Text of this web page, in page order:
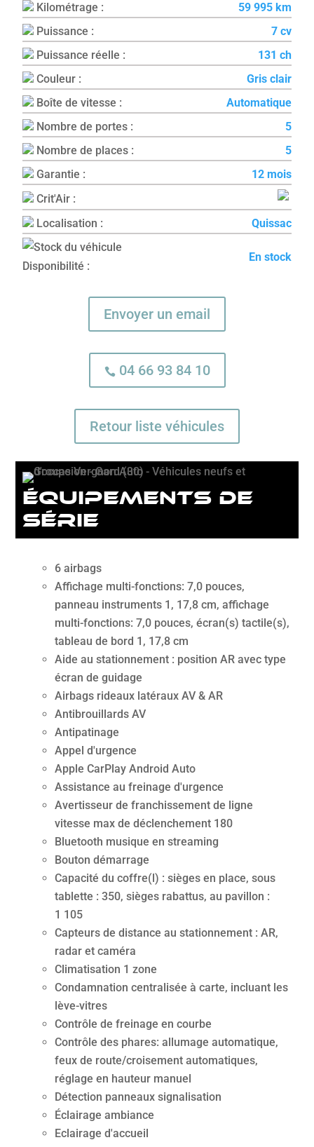
Kilométrage :
59 995 km
Puissance :
7 cv
Puissance réelle :
131 ch
Couleur :
Gris clair
Boîte de vitesse :
Automatique
Nombre de portes :
5
Nombre de places :
5
Garantie :
12 mois
Crit'Air :
Localisation :
Quissac
Disponibilité :
En stock
Envoyer un email
04 66 93 84 10
Retour liste véhicules
équipements de
série
6 airbags
Affichage multi-fonctions: 7,0 pouces,
panneau instruments 1, 17,8 cm, affichage
multi-fonctions: 7,0 pouces, écran(s) tactile(s),
tableau de bord 1, 17,8 cm
Aide au stationnement : position AR avec type
écran de guidage
Airbags rideaux latéraux AV & AR
Antibrouillards AV
Antipatinage
Appel d'urgence
Apple CarPlay Android Auto
Assistance au freinage d'urgence
Avertisseur de franchissement de ligne
vitesse max de déclenchement 180
Bluetooth musique en streaming
Bouton démarrage
Capacité du coffre(l) : sièges en place, sous
tablette : 350, sièges rabattus, au pavillon :
1 105
Capteurs de distance au stationnement : AR,
radar et caméra
Climatisation 1 zone
Condamnation centralisée à carte, incluant les
lève-vitres
Contrôle de freinage en courbe
Contrôle des phares: allumage automatique,
feux de route/croisement automatiques,
réglage en hauteur manuel
Détection panneaux signalisation
Éclairage ambiance
Eclairage d'accueil